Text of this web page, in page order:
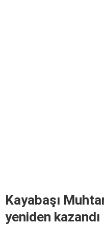
Kayabaşı
yeniden